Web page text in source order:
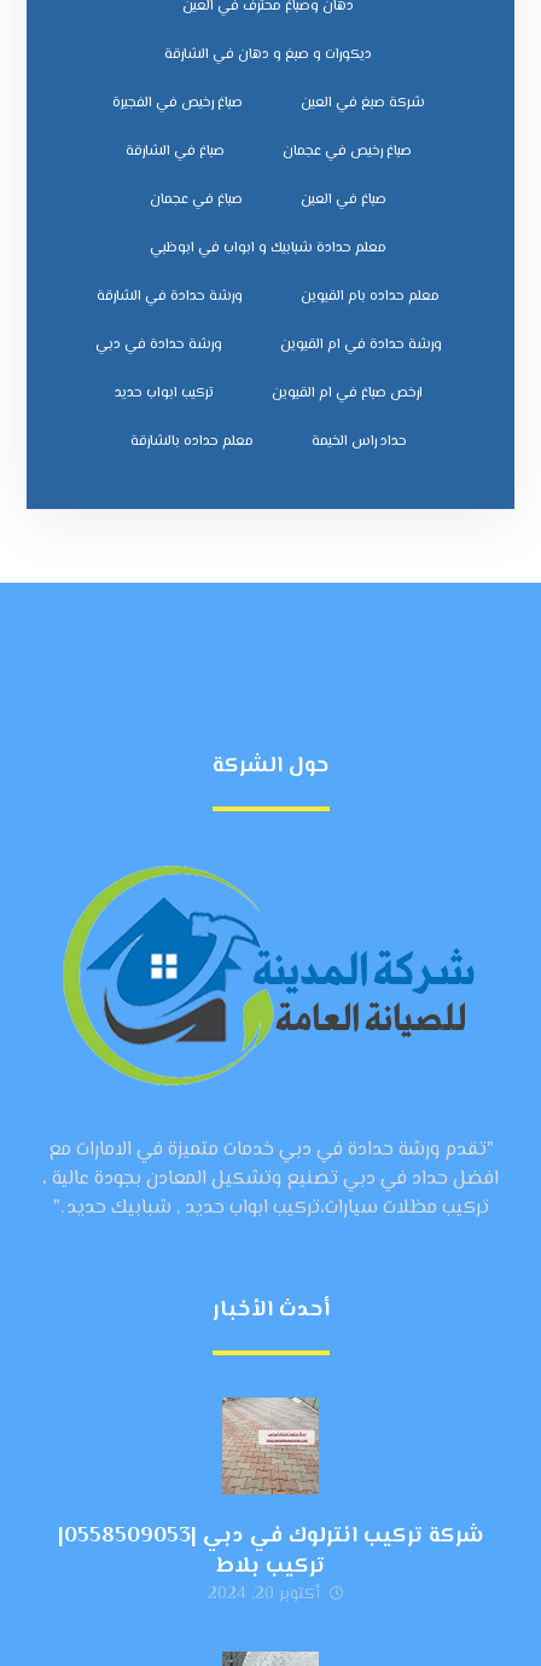
دهان وصباغ محترف في العين
ديكورات و صبغ و دهان في الشارقة
شركة صبغ في العين صباغ رخيص في الفجيرة
صباغ رخيص في عجمان صباغ في الشارقة
صباغ في العين صباغ في عجمان
معلم حدادة شبابيك و ابواب في ابوظبي
معلم حداده بام القيوين ورشة حدادة في الشارقة
ورشة حدادة في ام القيوين ورشة حدادة في دبي
ﺗﺮﻛﻴﺐ اﺑﻮاب ﺣﺪﻳﺪ
ﺣﺪاد راس اﻟﺨﻴﻤﺔ ﻣﻌﻠﻢ ﺣﺪاده ﺑﺎﻟﺸﺎرﻗﺔ
حول الشركة
"تقدم ورشة حدادة في دبي خدمات متميزة في الامارات مع
افضل حداد في دبي تصنيع وتشكيل المعادن بجودة عالية ،
تركيب مظلات سيارات،تركيب ابواب حديد , شبابيك حديد ."
أحدث الأخبار
شركة تركيب انترلوك في دبي |0558509053|
تركيب بلاط
أكتوبر 20, 2024